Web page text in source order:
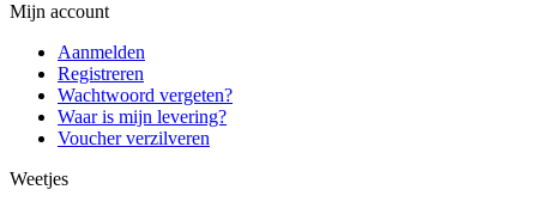
Mijn account
Aanmelden
Registreren
Wachtwoord vergeten?
Waar is mijn levering?
Voucher verzilveren
Weetjes